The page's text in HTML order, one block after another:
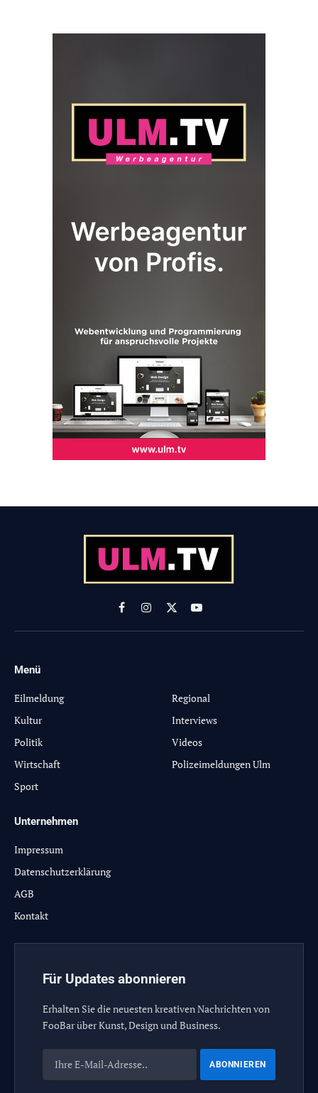
FacebookInstagram
X
(Twitter)
YouTube
Menü
Eilmeldung
Kultur
Politik
Wirtschaft
Sport
Regional
Interviews
Videos
Polizeimeldungen Ulm
Unternehmen
Impressum
Datenschutzerklärung
AGB
Kontakt
Für Updates abonnieren
Erhalten Sie die neuesten kreativen Nachrichten von
FooBar über Kunst, Design und Business.